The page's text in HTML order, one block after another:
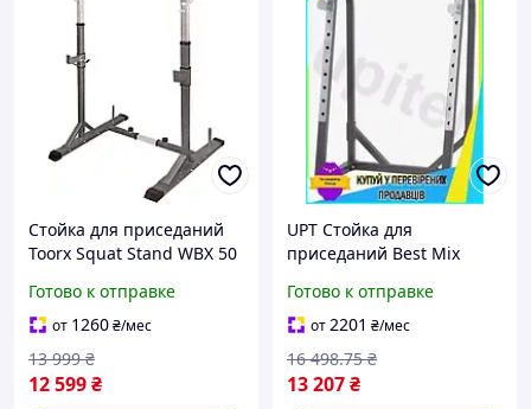
Стойка для приседаний
Toorx Squat Stand WBX 50
products-for-life-
Готово к отправке
от 1260₴/мес
12 599₴
13 999 ₴
UPT Стойка для
приседаний Best Mix
домашнего
использования
регулируемая высота ст
UPT66-
Готово к отправке
от2201 ₴/мес
13 207₴
16 498.75 ₴